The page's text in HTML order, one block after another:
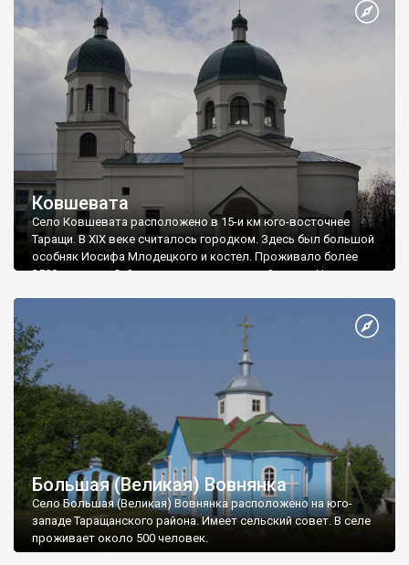
Ковшевата
Село Ковшевата расположено в 15-и км юго-восточнее
Таращи. В XIX веке считалось городком. Здесь был большой
особняк Иосифа Млодецкого и костел. Проживало более
2500 человек. Сейчас село имеет сельский совет. Население
Большая (Великая) Вовнянка
Село Большая (Великая) Вовнянка расположено на юго-
западе Таращанского района. Имеет сельский совет. В селе
проживает около 500 человек.